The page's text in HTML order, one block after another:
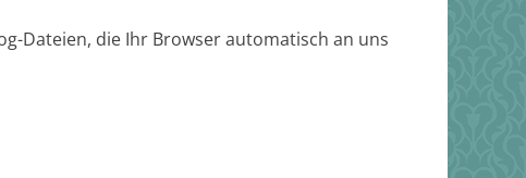
Dateien, die Ihr Browser automatisch an uns